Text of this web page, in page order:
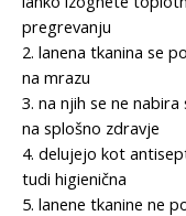
pregrevanju
2. lanena tkanina se
na mrazu
3. na njih se ne
na splošno zdravje
4. delujejo kot
tudi higienična
5. lanene tkanine ne